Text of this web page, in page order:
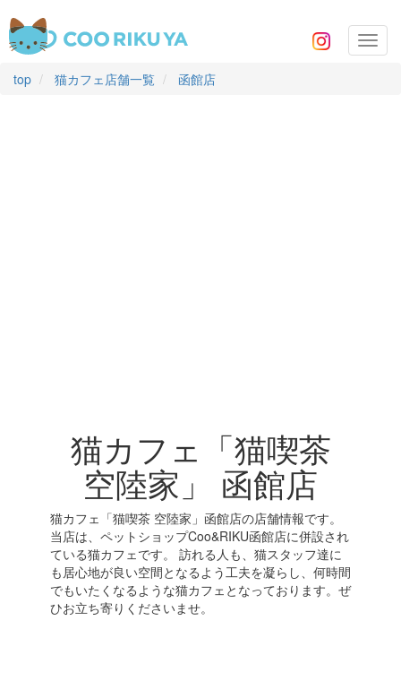
top
猫カフェ店舗一覧 函館店
猫カフェ「猫喫茶
空陸家」 函館店
猫カフェ「猫喫茶 空陸家」函館店の店舗情報です。
当店は、ペットショップCoo&RIKU函館店に併設され
ている猫カフェです。 訪れる人も、猫スタッフ達に
も居心地が良い空間となるよう工夫を凝らし、何時間
でもいたくなるような猫カフェとなっております。ぜ
ひお立ち寄りくださいませ。